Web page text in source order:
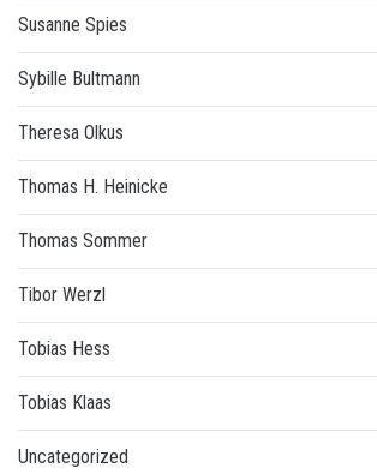
Susanne Spies
Sybille Bultmann
Theresa Olkus
Thomas H. Heinicke
Thomas Sommer
Tibor Werzl
Tobias Hess
Tobias Klaas
Uncategorized